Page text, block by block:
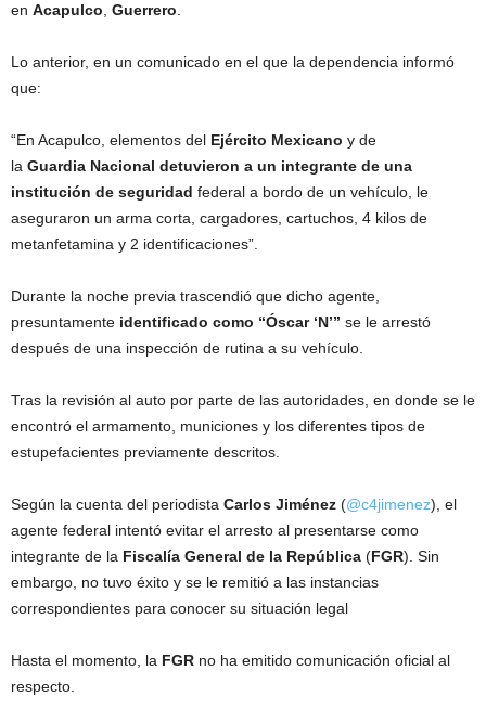
en Acapulco Guerrero
Lo anterior, en un comunicado en el que la dependencia informó
que:
“En Acapulco, elementos del Ejército Mexicano y de
la Guardia Nacional detuvieron a un integrante de una
institución de seguridad federal a bordo de un vehículo, le
aseguraron un arma corta, cargadores, cartuchos, 4 kilos de
metanfetamina y 2 identificaciones”.
Durante la noche previa trascendió que dicho agente,
presuntamente identificado como “Óscar ‘N’” se le arrestó
después de una inspección de rutina a su vehículo.
Tras la revisión al auto por parte de las autoridades, en donde se le
encontró el armamento, municiones y los diferentes tipos de
estupefacientes previamente descritos.
Según la cuenta del periodista Carlos Jiménez (@c4jimenez), el
agente federal intentó evitar el arresto al presentarse como
integrante de la Fiscalía General de la República (FGR). Sin
embargo, no tuvo éxito y se le remitió a las instancias
correspondientes para conocer su situación legal
Hasta el momento, la FGR no ha emitido comunicación oficial al
respecto.